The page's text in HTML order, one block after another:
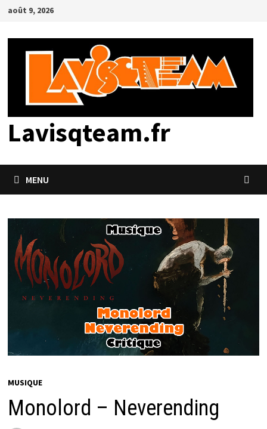
Passer
contenu
août 9, 2026
Lavisqteam.fr
MENU
MUSIQUE
Monolord – Neverending